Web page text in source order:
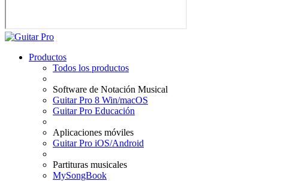
Productos
Todos los productos
Software de Notación Musical
Guitar Pro 8 Win/macOS
Guitar Pro Educación
Aplicaciones móviles
Guitar Pro iOS/Android
Partituras musicales
MySongBook